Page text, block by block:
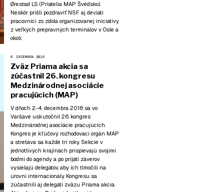
Ørestad LS (Priatelia MAP Švédsko).
Neskôr prišli pozdraviť NSF aj deviati
pracovníci zo zdola organizovanej iniciatívy
z veľkých prepravných terminálov v Osle a
okolí.
6. DECEMBRA 2016
Zväz Priama akcia sa
zúčastnil 26. kongresu
Medzinárodnej asociácie
pracujúcich (MAP)
V dňoch 2.-4. decembra 2016 sa vo
Varšave uskutočnil 26. kongres
Medzinárodnej asociácie pracujúcich.
Kongres je kľúčový rozhodovací orgán MAP
a stretáva sa každé tri roky. Sekcie v
jednotlivých krajinách prispievajú svojimi
bodmi do agendy a po prijatí záverov
vysielajú delegátov, aby ich tlmočili na
úrovni internacionály. Kongresu sa
zúčastnili aj delegáti zväzu Priama akcia.